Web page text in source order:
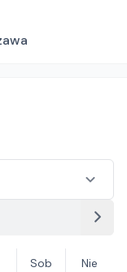
Sob Nie